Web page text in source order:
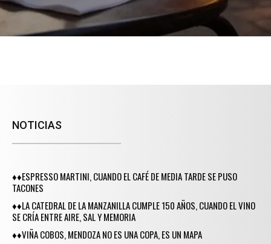
NOTICIAS
♦♦ESPRESSO MARTINI, CUANDO EL CAFÉ DE MEDIA TARDE SE PUSO
TACONES
♦♦LA CATEDRAL DE LA MANZANILLA CUMPLE 150 AÑOS, CUANDO EL VINO
SE CRÍA ENTRE AIRE, SAL Y MEMORIA
♦♦VIÑA COBOS, MENDOZA NO ES UNA COPA, ES UN MAPA